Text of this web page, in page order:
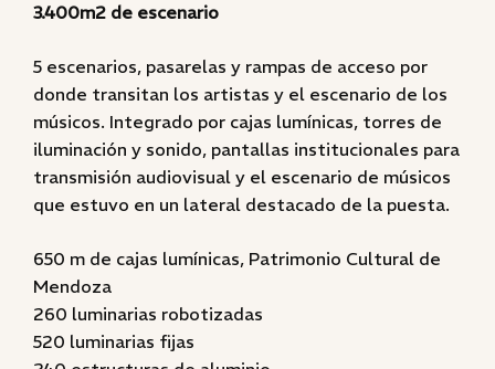
3.400m2 de escenario
5 escenarios, pasarelas y rampas de acceso por
donde transitan los artistas y el escenario de los
músicos. Integrado por cajas lumínicas, torres de
iluminación y sonido, pantallas institucionales para
transmisión audiovisual y el escenario de músicos
que estuvo en un lateral destacado de la puesta.
650 m de cajas lumínicas, Patrimonio Cultural de
Mendoza
260 luminarias robotizadas
520 luminarias fijas